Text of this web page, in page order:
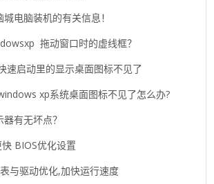
电脑装机的有关信息！
拖动窗口时的虚线框？
速启动里的显示桌面图标不见了
xp系统桌面图标不见了怎么办?
有无坏点？
BIOS优化设置
与驱动优化,加快运行速度